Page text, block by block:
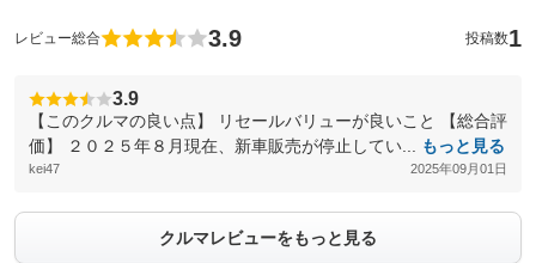
レビュー総合 3.9 投稿数1
3.9
【このクルマの良い点】 リセールバリューが良いこと 【総合評
価】 ２０２５年８月現在、新車販売が停止してい...
もっと見る
kei47 2025年09月01日
クルマレビューをもっと見る